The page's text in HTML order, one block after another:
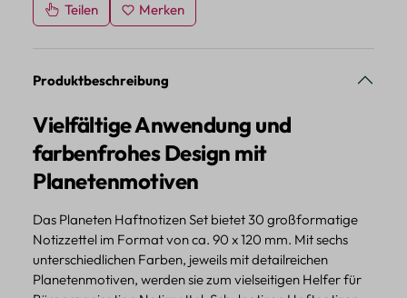
Teilen Merken
Produktbeschreibung
Vielfältige Anwendung und
farbenfrohes Design mit
Planetenmotiven
Das Planeten Haftnotizen Set bietet 30 großformatige
Notizzettel im Format von ca. 90 x 120 mm. Mit sechs
unterschiedlichen Farben, jeweils mit detailreichen
Planetenmotiven, werden sie zum vielseitigen Helfer für